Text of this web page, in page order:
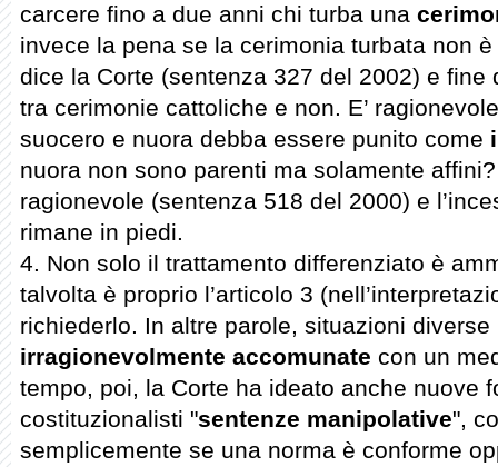
carcere fino a due anni chi turba una
invece la pena se la cerimonia turbata non
dice la Corte (sentenza 327 del 2002) e fine
tra cerimonie cattoliche e non. E’
suocero e nuora debba essere punito come
nuora non sono parenti ma solamente
ragionevole (sentenza 518 del 2000) e
rimane in piedi.
4. Non solo il trattamento differenziato è
talvolta è proprio l’articolo 3
richiederlo. In altre parole, situazioni
irragionevolmente accomunate con un
tempo, poi, la Corte ha ideato anche nuove
costituzionalisti "sentenze manipolative",
semplicemente se una norma è conforme